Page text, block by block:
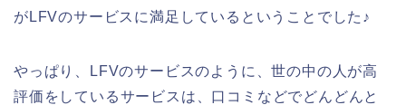
がLFVのサービスに満足しているということでした♪
やっぱり、LFVのサービスのように、世の中の人が高
評価をしているサービスは、口コミなどでどんどんと